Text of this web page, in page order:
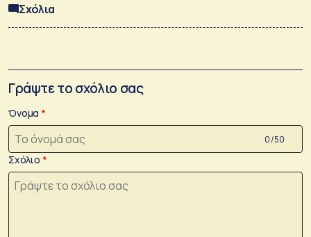
Σχόλια
Γράψτε το σχόλιο σας
Όνομα
0 /50
Σχόλιο